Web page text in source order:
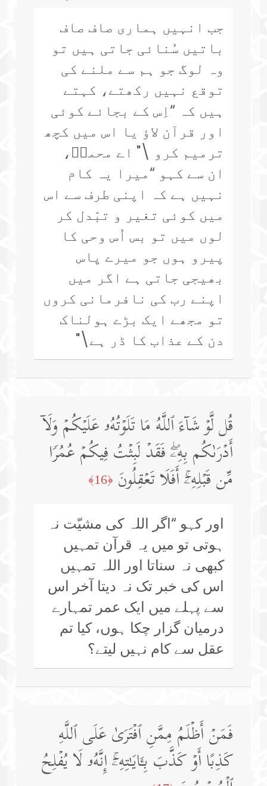
جب انہیں ہماری صاف صاف
باتیں سُنائی جاتی ہیں تو
وہ لوگ جو ہم سے ملنے کی
توقع نہیں رکھتے، کہتے
ہیں کہ “اِس کے بجائے کوئی
اور قرآن لاؤ یا اس میں کچھ
ترمیم کرو \" اے محمدؐ،
ان سے کہو “میرا یہ کام
نہیں ہے کہ اپنی طرف سے اس
میں کوئی تغیر و تبّدل کر
لوں میں تو بس اُس وحی کا
پیرو ہوں جو میرے پاس
بھیجی جاتی ہے اگر میں
اپنے رب کی نافرمانی کروں
تو مجھے ایک بڑے ہولناک
دن کے عذاب کا ڈر ہے\"
قُل لَّوۡ شَاۤءَ ٱللَّهُ مَا تَلَوۡتُهُۥ عَلَیۡكُمۡ وَلَاۤ
أَدۡرَىٰكُم بِهِۦۖ فَقَدۡ لَبِثۡتُ فِیكُمۡ عُمُرࣰا
مِّن قَبۡلِهِۦۤۚ أَفَلَا تَعۡقِلُونَ ﴿16﴾
اور کہو “اگر اللہ کی مشیّت نہ
ہوتی تو میں یہ قرآن تمہیں
کبھی نہ سناتا اور اللہ تمہیں
اس کی خبر تک نہ دیتا آخر اس
سے پہلے میں ایک عمر تمہارے
درمیان گزار چکا ہوں، کیا تم
عقل سے کام نہیں لیتے؟
فَمَنۡ أَظۡلَمُ مِمَّنِ ٱفۡتَرَىٰ عَلَى ٱللَّهِ
كَذِبًا أَوۡ كَذَّبَ بِـَٔایَـٰتِهِۦۤۚ إِنَّهُۥ لَا یُفۡلِحُ